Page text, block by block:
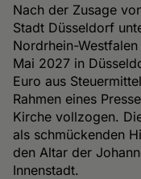
Nach der Zusage
Stadt Düsseldorf
Nordrhein-
Mai 2027 in
Euro aus
Rahmen eines
Kirche vollzogen.
als schmückenden
den Altar der
Innenstadt.